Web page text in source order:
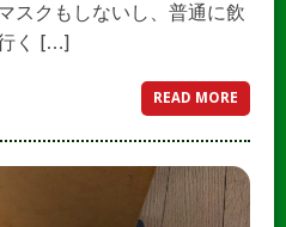
スクもしないし、普通に飲
く […]
READ MORE